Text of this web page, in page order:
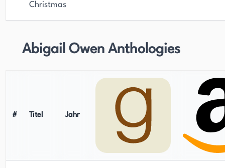
Christmas
Abigail Owen Anthologies
# Titel Jahr